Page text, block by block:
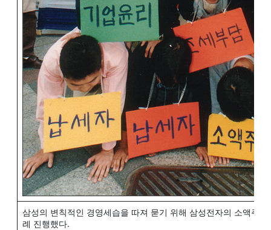
삼성의 변칙적인 경영세습을 따져 묻기 위해 삼성전자의 소액주
례 진행했다.